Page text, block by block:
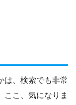
は、検索でも非常
ここ、気になりま